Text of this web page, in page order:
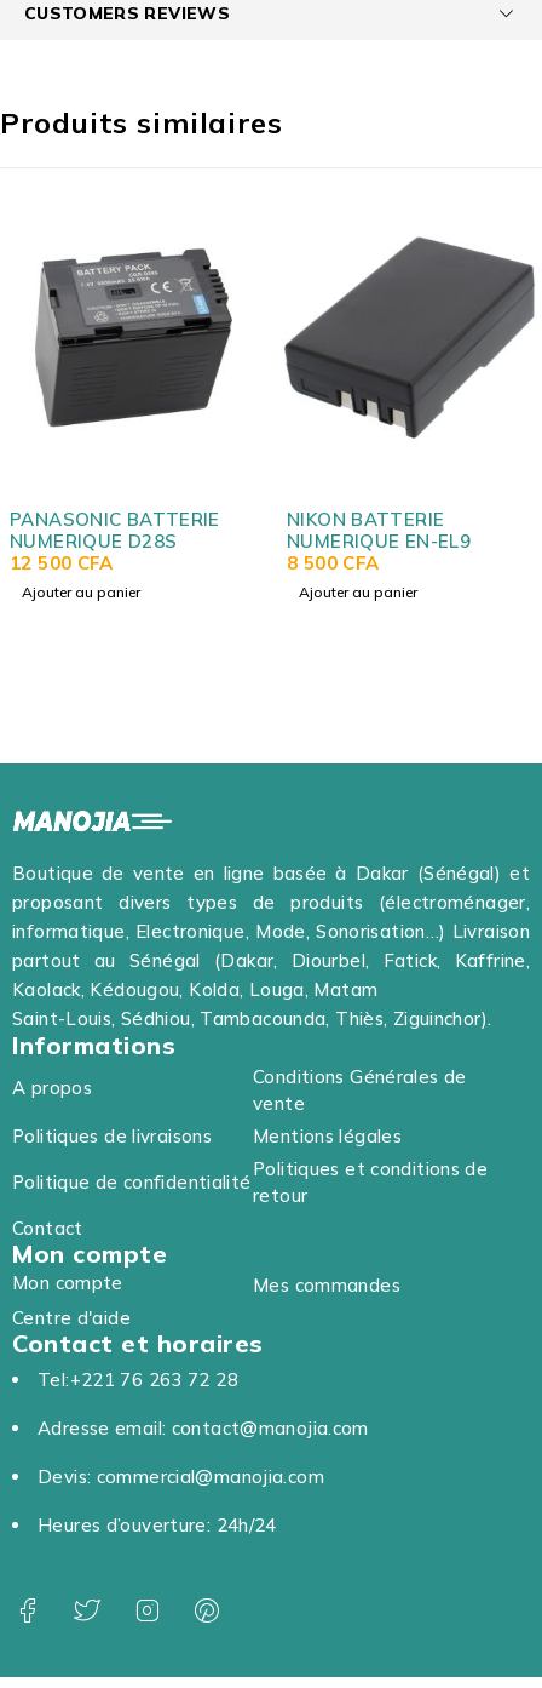
CUSTOMERS REVIEWS
Produits similaires
NIKON BATTERIE
NUMERIQUE EN-EL9
CANON
Boutique de vente en ligne basée à Dakar (Sénégal) et
proposant divers types de produits (électroménager,
informatique, Electronique, Mode, Sonorisation…) Livraison
partout au Sénégal (Dakar, Diourbel, Fatick, Kaffrine,
Kaolack, Kédougou, Kolda, Louga, Matam
Saint-Louis, Sédhiou, Tambacounda, Thiès, Ziguinchor).
Informations
A propos
Conditions Générales de
vente
Politiques de livraisons
Mentions légales
Politique de confidentialité
Politiques et conditions de
retour
Contact
Mon compte
Mon compte
Mes commandes
Centre d'aide
Contact et horaires
Tel:+221 76 263 72 28
Adresse email: contact@manojia.com
Devis: commercial@manojia.com
Heures d’ouverture: 24h/24